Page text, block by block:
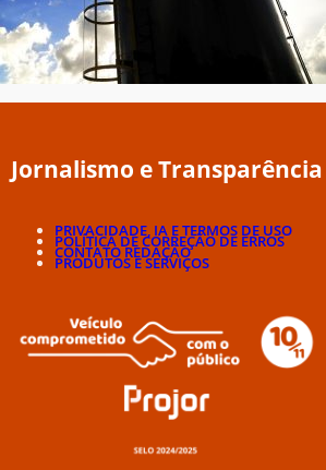
Jornalismo e Transparência
PRIVACIDADE, IA E TERMOS DE USO
POLÍTICA DE CORREÇÃO DE ERROS
CONTATO REDAÇÃO
PRODUTOS E SERVIÇOS